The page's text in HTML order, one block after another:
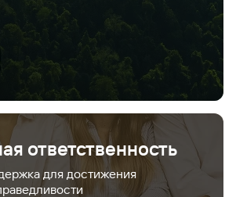
ответственность
для достижения